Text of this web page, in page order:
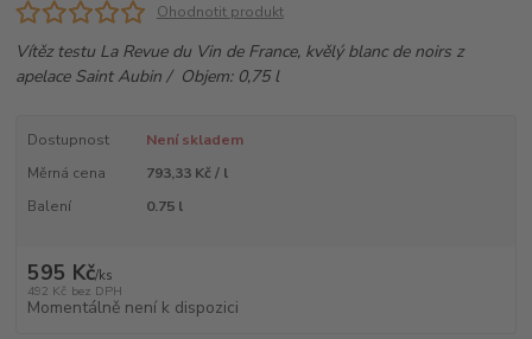
Ohodnotit produkt
Vítěz testu La Revue du Vin de France, kvělý blanc de noirs z
apelace Saint Aubin / Objem: 0,75 l
Dostupnost
Není skladem
Měrná cena
793,33 Kč / l
Balení
0.75 l
595 Kč/ks
492 Kč bez DPH
Momentálně není k dispozici